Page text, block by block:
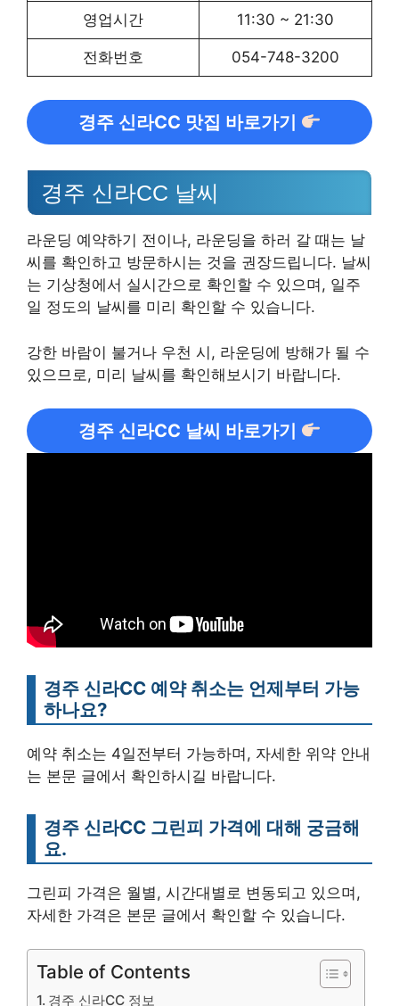
영업시간 11:30 ~ 21:30
전화번호 054-748-3200
경주 신라CC 맛집 바로가기
경주 신라CC 날씨
라운딩 예약하기 전이나, 라운딩을 하러 갈 때는 날
씨를 확인하고 방문하시는 것을 권장드립니다. 날씨
는 기상청에서 실시간으로 확인할 수 있으며, 일주
일 정도의 날씨를 미리 확인할 수 있습니다.
강한 바람이 불거나 우천 시, 라운딩에 방해가 될 수
있으므로, 미리 날씨를 확인해보시기 바랍니다.
경주 신라CC 날씨 바로가기
경주 신라CC 예약 취소는 언제부터 가능
하나요?
예약 취소는 4일전부터 가능하며, 자세한 위약 안내
는 본문 글에서 확인하시길 바랍니다.
경주 신라CC 그린피 가격에 대해 궁금해
요.
그린피 가격은 월별, 시간대별로 변동되고 있으며,
자세한 가격은 본문 글에서 확인할 수 있습니다.
Table of Contents
경주 신라CC 정보